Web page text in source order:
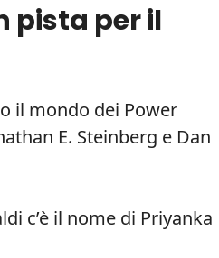
pista per il
il mondo dei Power
E. Steinberg e Dan
c’è il nome di Priyanka